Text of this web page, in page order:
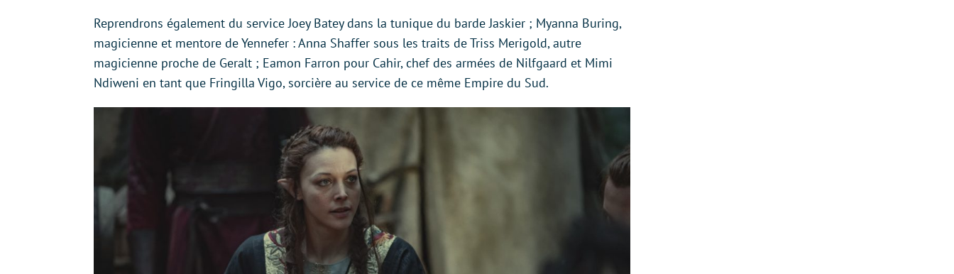
Reprendrons également du service Joey Batey dans la tunique du barde Jaskier ; Myanna Buring,
magicienne et mentore de Yennefer : Anna Shaffer sous les traits de Triss Merigold, autre
magicienne proche de Geralt ; Eamon Farron pour Cahir, chef des armées de Nilfgaard et Mimi
Ndiweni en tant que Fringilla Vigo, sorcière au service de ce même Empire du Sud.